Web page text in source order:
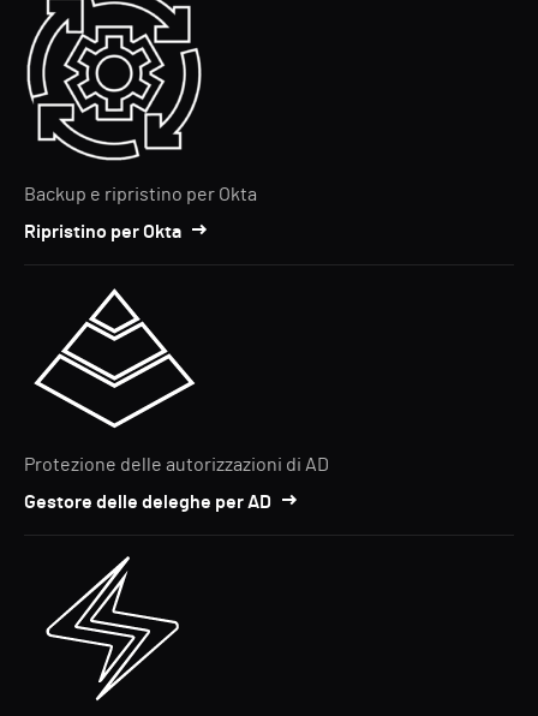
Backup e ripristino per Okta
Ripristino per Okta
Protezione delle autorizzazioni di AD
Gestore delle deleghe per AD